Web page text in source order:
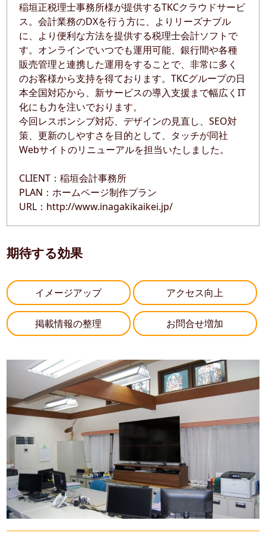
稲垣正税理士事務所様が提供するTKCクラウドサービ
ス。会計業務のDXを行う方に、よりリーズナブル
に、より便利な方法を提供する税理士会計ソフトで
す。オンラインでいつでも運用可能、銀行間や各種
販売管理と連携した運用をすることで、非常に多く
のお客様から支持を得ております。TKCグループの日
本全国対応から、新サービスの導入支援まで幅広くIT
化にも力を注いでおります。
今回レスポンシブ対応、デザインの見直し、SEO対
策、更新のしやすさを目的として、タッチが同社
Webサイトのリニューアルを担当いたしました。
CLIENT：稲垣会計事務所
PLAN：ホームページ制作プラン
URL：http://www.inagakikaikei.jp/
期待する効果
イメージアップ アクセス向上
掲載情報の整理 お問合せ増加